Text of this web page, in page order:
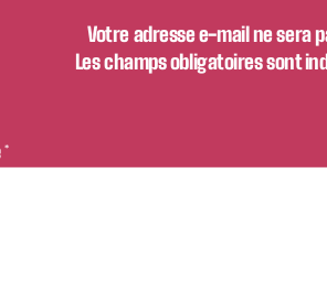
Votre adresse e-mail ne sera
Les champs obligatoires sont
*